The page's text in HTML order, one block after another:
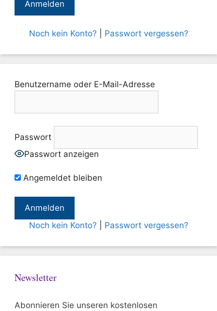
Noch kein Konto? Passwort vergessen?
Benutzername oder E-Mail-Adresse
Passwort
Passwort anzeigen
Angemeldet bleiben
Noch kein Konto? Passwort vergessen?
Newsletter
Abonnieren Sie unseren kostenlosen